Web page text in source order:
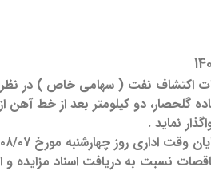
اکتشاف نفت ( سهامی خاص ) در
گلحصار، دو کیلومتر بعد از خط آهن
نماید .
نسبت به دریافت اسناد مزایده و